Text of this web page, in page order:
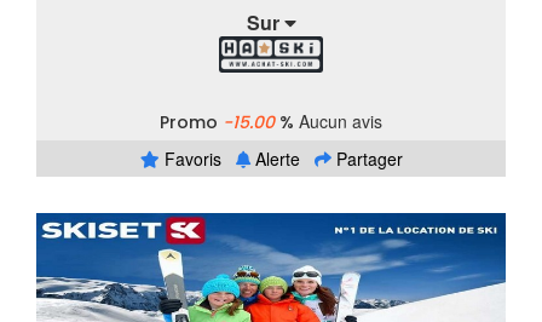
Sur
Promo -15.00% Aucun avis
Favoris
Alerte Partager